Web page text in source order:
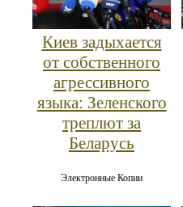
Киев задыхается
от собственного
агрессивного
языка: Зеленского
треплют за
Беларусь
Электронные Копии